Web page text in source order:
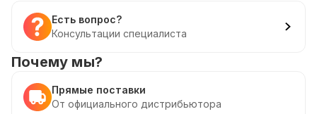
Есть вопрос?
Консультации специалиста
Почему мы?
Прямые поставки
От официального дистрибьютора